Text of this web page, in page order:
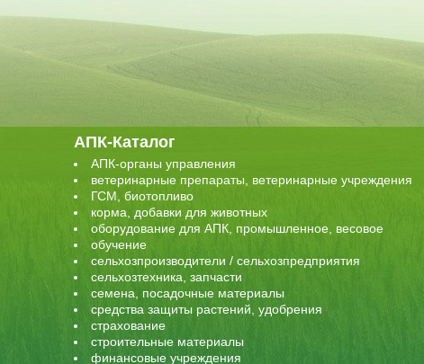
АПК-Каталог
АПК-органы управления
ветеринарные препараты, ветеринарные учреждения
ГСМ, биотопливо
корма, добавки для животных
оборудование для АПК, промышленное, весовое
обучение
сельхозпроизводители / сельхозпредприятия
сельхозтехника, запчасти
семена, посадочные материалы
средства защиты растений, удобрения
страхование
строительные материалы
финансовые учреждения